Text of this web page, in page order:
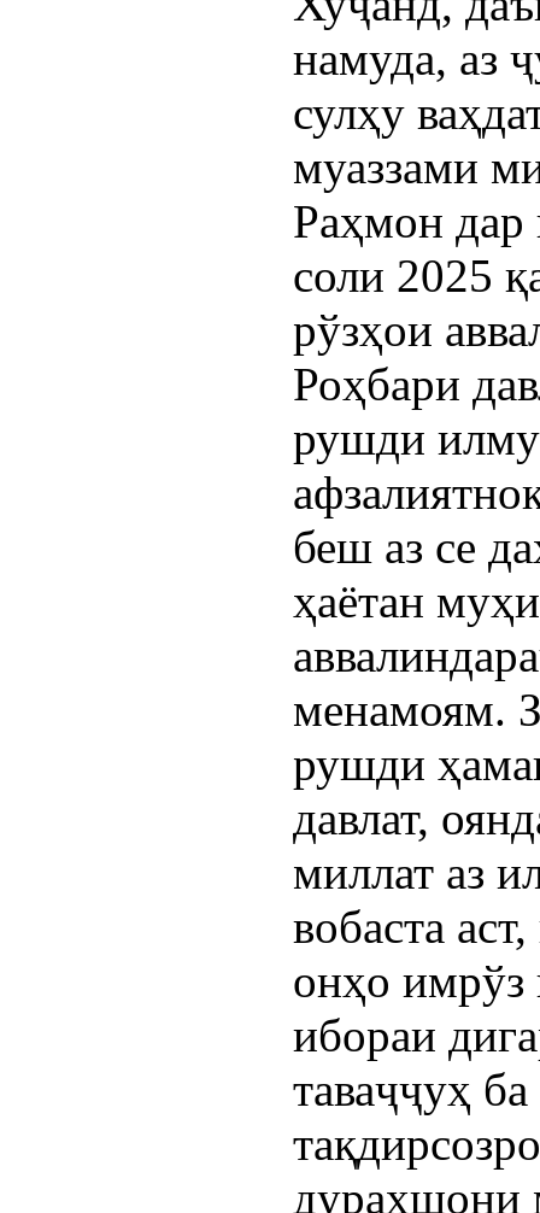
намуда, аз
сулҳу
муаззами
Раҳмон дар
соли 2025
рўзҳои
Роҳбари
рушди
беш аз се
ҳаётан
менамоям.
рушди
давлат,
миллат аз
вобаста
онҳо имрўз
ибораи
таваҷҷуҳ
дурахшони